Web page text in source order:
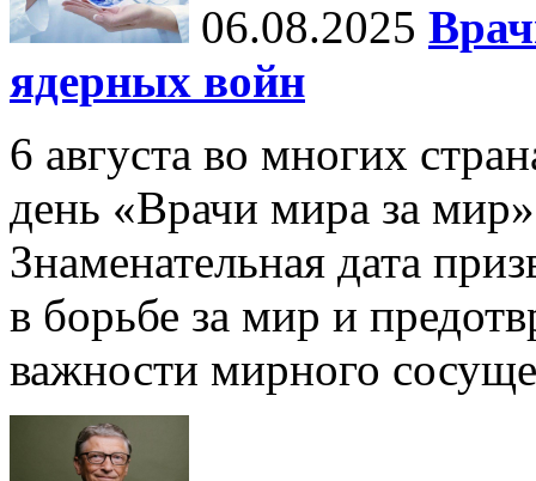
06.08.2025
ядерных войн
6 августа во многих
день «Врачи мира за
Знаменательная дата
в борьбе за мир и
важности мирного